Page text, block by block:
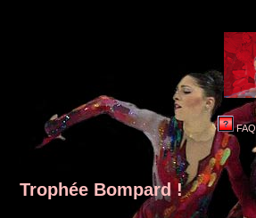
FAQ
Trophée Bompard !